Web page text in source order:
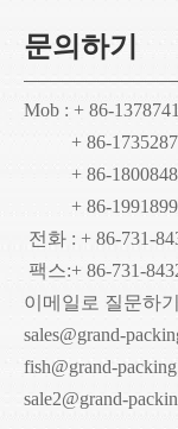
문의하기
Mob : + 86-
+ 86-
+ 86-
+ 86-
전화 : + 86-731-
팩스:+ 86-731-
이메일로 질문하기
sales@grand-
fish@grand-
sale2@grand-